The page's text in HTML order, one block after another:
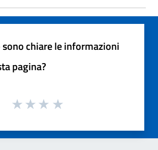
sono chiare le informazioni
pagina?